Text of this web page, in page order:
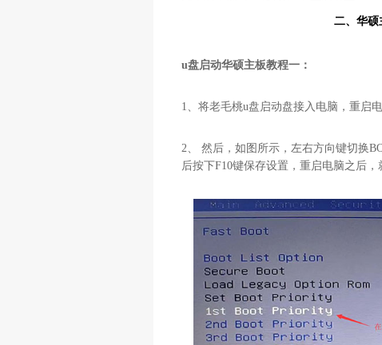
二、华硕
u盘启动华硕主板教程一：
1、将老毛桃u盘启动盘接入电脑，重启
2、 然后，如图所示，左右方向键切换
后按下F10键保存设置，重启电脑之后